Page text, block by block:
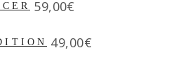
Price
59,00€
Price
49,00€